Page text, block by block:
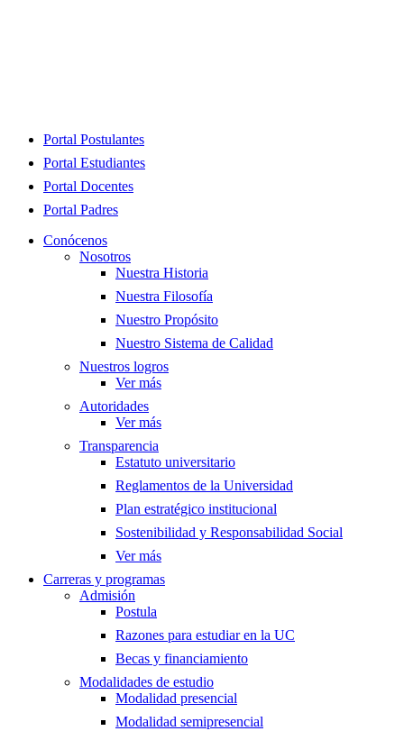
Close
Portal Postulantes
Portal Estudiantes
Portal Docentes
Portal Padres
Conócenos
Nosotros
Nuestra Historia
Nuestra Filosofía
Nuestro Propósito
Nuestro Sistema de Calidad
Nuestros logros
Ver más
Autoridades
Ver más
Transparencia
Estatuto universitario
Reglamentos de la Universidad
Plan estratégico institucional
Sostenibilidad y Responsabilidad Social
Ver más
Carreras y programas
Admisión
Postula
Razones para estudiar en la UC
Becas y financiamiento
Modalidades de estudio
Modalidad presencial
Modalidad semipresencial